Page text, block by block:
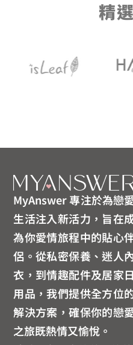
精
MyAnswer 專注於為戀
生活注入新活力，旨在
為你愛情旅程中的貼心
侶。從私密保養、迷人
衣，到情趣配件及居家日
用品，我們提供全方位
解決方案，確保你的戀
之旅既熱情又愉悅。